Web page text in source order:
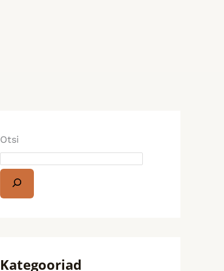
Otsi
Kategooriad